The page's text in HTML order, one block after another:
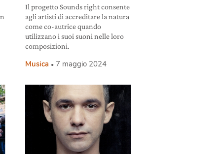
Il progetto Sounds right consente
agli artisti di accreditare la natura
come co-autrice quando
utilizzano i suoi suoni nelle loro
composizioni.
Musica 7 maggio 2024